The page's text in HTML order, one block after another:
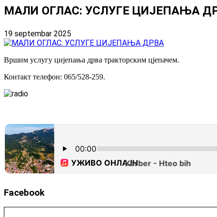
МАЛИ ОГЛАС: УСЛУГЕ ЦИЈЕПАЊА
19 septembar 2025
Вршим услугу цијепања дрва тракторским цјепачем.
Контакт телефон: 065/528-259.
Facebook